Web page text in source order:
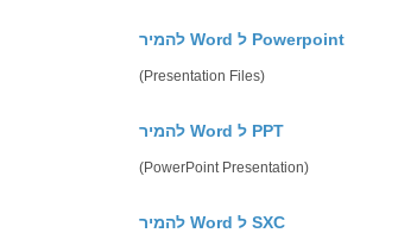
להמיר Word ל Powerpoint
(Presentation Files)
להמיר Word ל PPT
(PowerPoint Presentation)
להמיר Word ל SXC